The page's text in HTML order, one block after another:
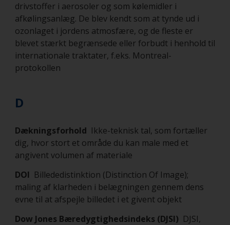
drivstoffer i aerosoler og som kølemidler i
afkølingsanlæg. De blev kendt som at tynde ud i
ozonlaget i jordens atmosfære, og de fleste er
blevet stærkt begrænsede eller forbudt i henhold til
internationale traktater, f.eks. Montreal-
protokollen
D
Dækningsforhold Ikke-teknisk tal, som fortæller
dig, hvor stort et område du kan male med et
angivent volumen af materiale
DOI Billededistinktion (Distinction Of Image);
maling af klarheden i belægningen gennem dens
evne til at afspejle billedet i et givent objekt
Dow Jones Bæredygtighedsindeks (DJSI) DJSI,